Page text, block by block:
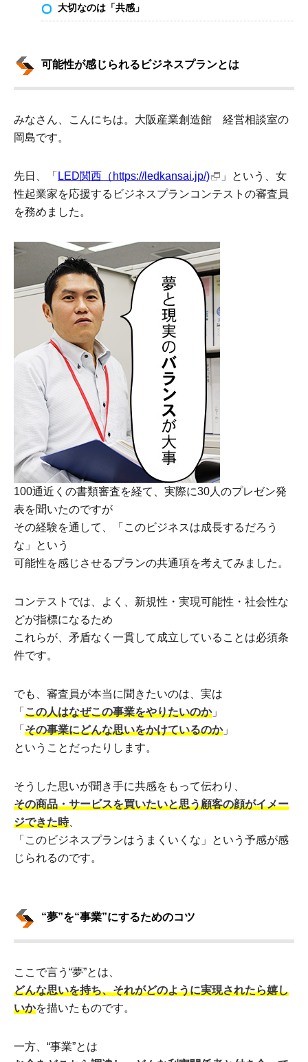
大切なのは「共感」
可能性が感じられるビジネスプランとは
みなさん、こんにちは。大阪産業創造館 経営相談室の
岡島です。
先日、「 LED関西（https://ledkansai.jp/)
」という、女
性起業家を応援するビジネスプランコンテストの審査員
を務めました。
100通近くの書類審査を経て、実際に30人のプレゼン発
表を聞いたのですが
その経験を通して、「このビジネスは成長するだろう
な」という
可能性を感じさせるプランの共通項を考えてみました。
コンテストでは、よく、新規性・実現可能性・社会性な
どが指標になるため
これらが、矛盾なく一貫して成立していることは必須条
件です。
でも、審査員が本当に聞きたいのは、実は
「 この人はなぜこの事業をやりたいのか」
「 その事業にどんな思いをかけているのか」
ということだったりします。
そうした思いが聞き手に共感をもって伝わり、
その商品・サービスを買いたいと思う顧客の顔がイメー
ジできた時
「このビジネスプランはうまくいくな」という予感が感
じられるのです。
“夢”を“事業”にするためのコツ
ここで言う“夢”とは、
どんな思いを持ち、それがどのように実現されたら嬉し
いかを描いたものです。
一方、“事業”とは